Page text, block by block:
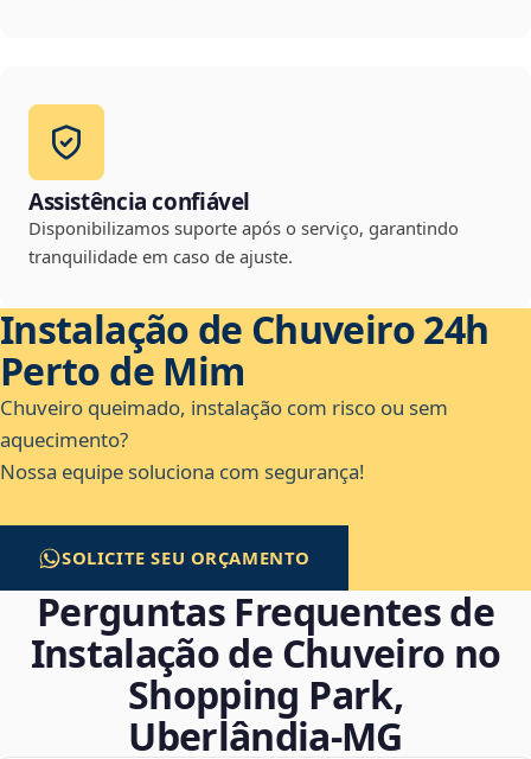
Assistência confiável
Disponibilizamos suporte após o serviço, garantindo
tranquilidade em caso de ajuste.
Instalação de Chuveiro 24h
Perto de Mim
Chuveiro queimado, instalação com risco ou sem
aquecimento?
Nossa equipe soluciona com segurança!
SOLICITE SEU ORÇAMENTO
Perguntas Frequentes de
Instalação de Chuveiro no
Shopping Park,
Uberlândia‑MG